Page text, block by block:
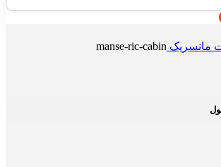
مانسریک manse-ric-cabin